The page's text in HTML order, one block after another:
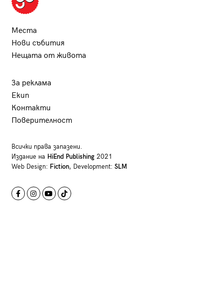
Места
Нови събития
Нещата от живота
За реклама
Екип
Контакти
Поверителност
Всички права запазени.
Издание на HiEnd Publishing2021
Web Design: Fiction, Development: SLM